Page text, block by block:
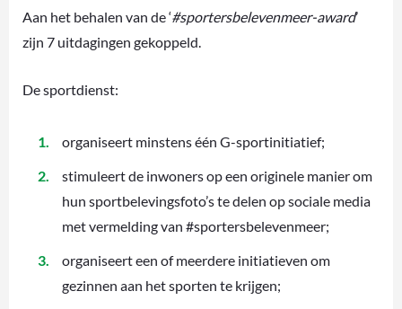
Aan het behalen van de ‘#sportersbelevenmeer-award’
zijn 7 uitdagingen gekoppeld.
De sportdienst:
organiseert minstens één G-sportinitiatief;
stimuleert de inwoners op een originele manier om
hun sportbelevingsfoto’s te delen op sociale media
met vermelding van #sportersbelevenmeer;
organiseert een of meerdere initiatieven om
gezinnen aan het sporten te krijgen;